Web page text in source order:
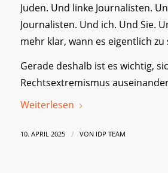
Juden. Und linke Journalisten.
Journalisten. Und ich. Und Sie.
mehr klar, wann es eigentlich zu
Gerade deshalb ist es wichtig,
Rechtsextremismus
Weiterlesen
10. APRIL 2025 / VON IDP TEAM